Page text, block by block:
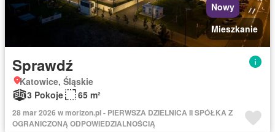
Nowy
Mieszkanie
Sprawdź
Katowice, Śląskie
3 Pokoje
65 m²
28 mar 2026 w morizon.pl - PIERWSZA DZIELNICA II SPÓŁKA Z
OGRANICZONĄ ODPOWIEDZIALNOŚCIĄ